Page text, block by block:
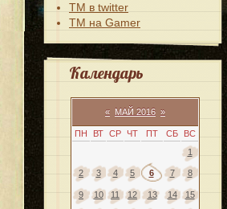
ТМ в twitter
ТМ на Gamer
Календарь
« МАЙ 2016 »
ПН ВТ СР ЧТ ПТ СБ
ВС
1
2 3 4 5 6 7 8
9 10 11 12 13 14 15